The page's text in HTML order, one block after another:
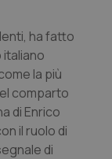
ha fatto
la più
comparto
di Enrico
il ruolo di
di